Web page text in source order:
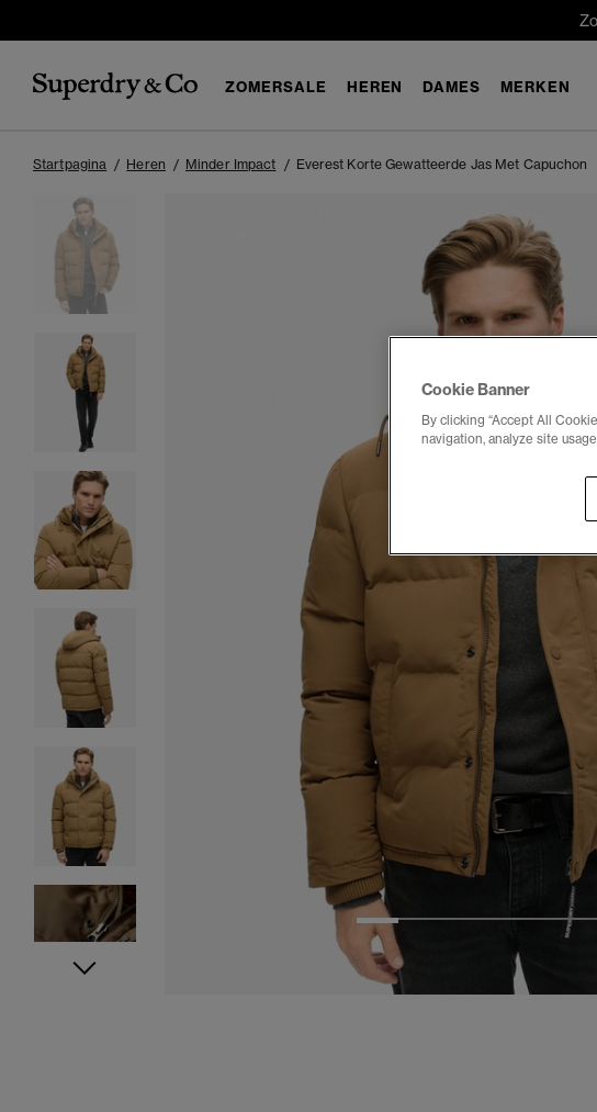
ZOMERSALE HEREN DAMES MERKEN
Startpagina Heren Minder Impact Everest Korte Gewatteerde Jas Met Capuchon
1
Cookie Banner
By clicking “Accept All
navigation, analyze site